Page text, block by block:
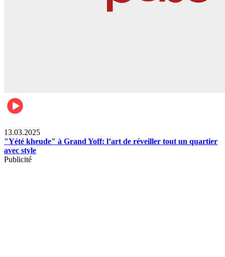
13.03.2025
"Yété kheude" à Grand Yoff: l’art de réveiller tout un quartier
avec style
Publicité